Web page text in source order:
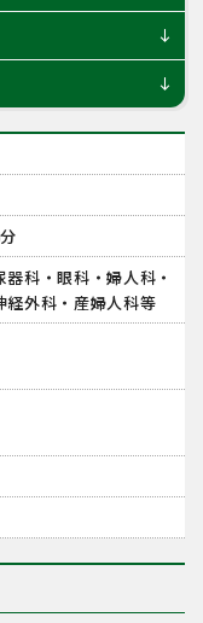
south
south
科・眼科・婦人科・
経外科・産婦人科等